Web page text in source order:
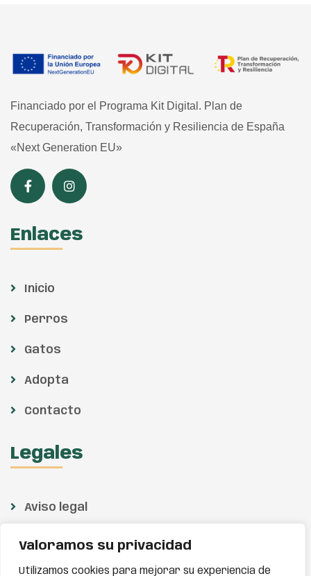
Valoramos su privacidad
Utilizamos cookies para mejorar su experiencia de
Financiado por el Programa Kit Digital. Plan de
Recuperación, Transformación y Resiliencia de España
«Next Generation EU»
Enlaces
Inicio
Perros
Gatos
Adopta
Contacto
Legales
Aviso legal
Política de privacidad
Política de cookies